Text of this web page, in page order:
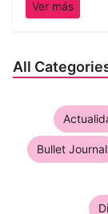
Ver más
All
Bullet Journal